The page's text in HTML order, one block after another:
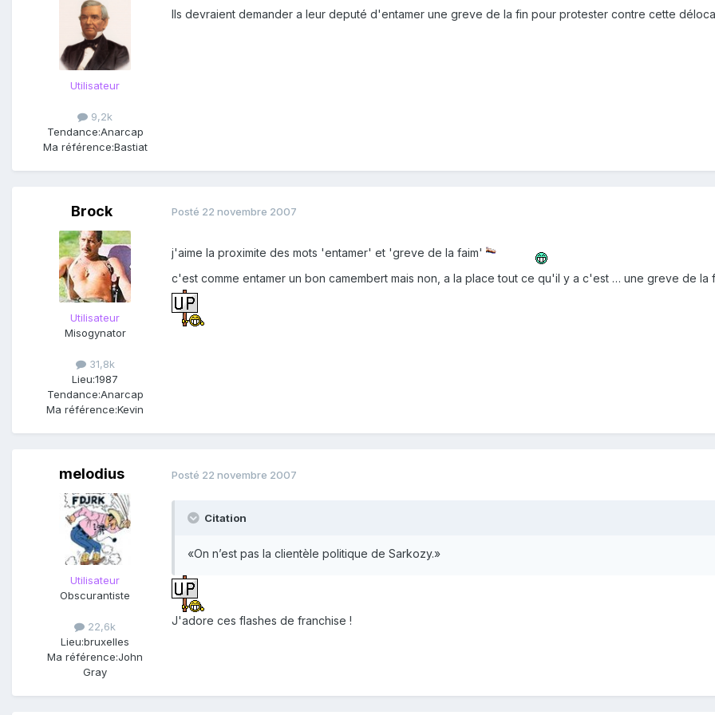
Utilisateur
9,2k
Tendance:Anarcap
Ma référence:Bastiat
Ils devraient demander a leur deputé d'entamer une greve de la fin pour protester contre cette
Brock
Utilisateur
Misogynator
31,8k
Lieu:1987
Tendance:Anarcap
Ma référence:Kevin
Posté 22 novembre 2007
j'aime la proximite des mots 'entamer' et 'greve de la faim'
c'est comme entamer un bon camembert mais non, a la place tout ce qu'il y a c'est … une greve de la
melodius
Utilisateur
Obscurantiste
22,6k
Lieu:bruxelles
Ma référence:John
Gray
Posté 22 novembre 2007
Citation
«On n’est pas la clientèle politique de Sarkozy.»
J'adore ces flashes de franchise !